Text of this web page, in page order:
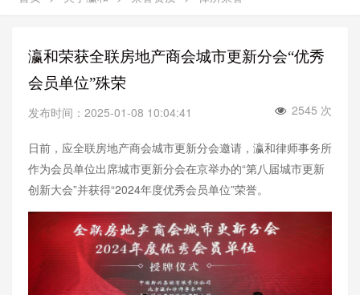
瀛和荣获全联房地产商会城市更新分会“优秀
会员单位”殊荣
发布时间：2025-01-08 10:04:41 2545 次
日前，应全联房地产商会城市更新分会邀请，瀛和律师事务所
作为会员单位出席城市更新分会在京举办的“第八届城市更新
创新大会”并获得“2024年度优秀会员单位”荣誉。